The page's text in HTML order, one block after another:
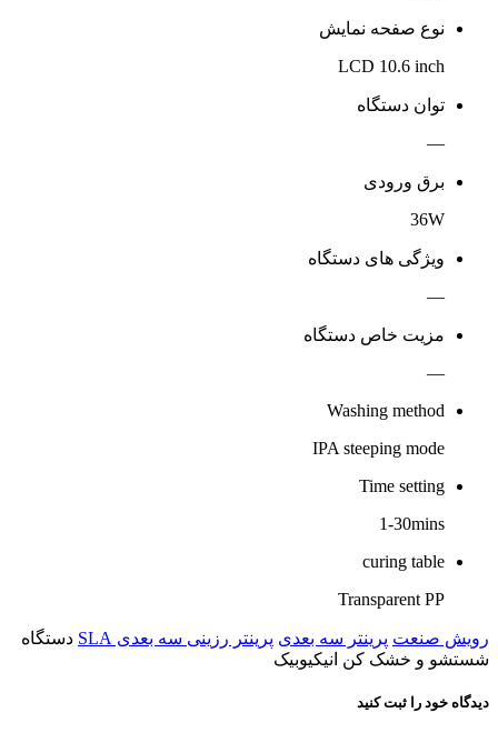
نوع صفحه نمایش
LCD 10.6 inch
توان دستگاه
—
برق ورودی
36W
ویژگی های دستگاه
—
مزیت خاص دستگاه
—
Washing method
IPA steeping mode
Time setting
1-30mins
curing table
Transparent PP
رویش صنعت پرینتر سه بعدی پرینتر رزینی سه بعدی SLA
دستگاه
شستشو و خشک کن انیکیوبیک
دیدگاه خود را ثبت کنید